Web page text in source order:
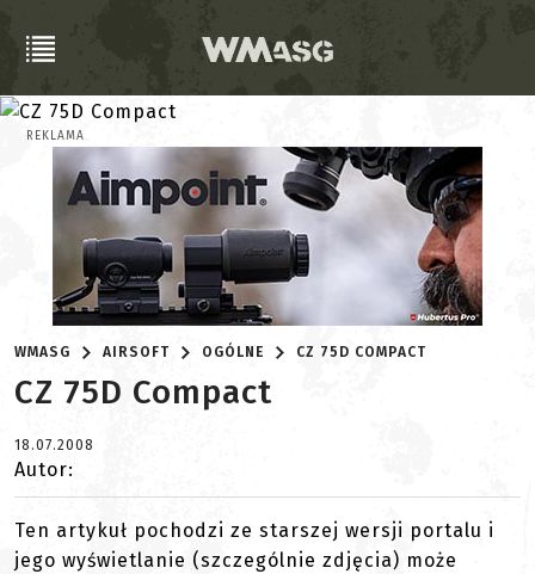
REKLAMA
WMASG AIRSOFT OGÓLNE CZ 75D COMPACT
CZ 75D Compact
18.07.2008
Autor:
Ten artykuł pochodzi ze starszej wersji portalu i
jego wyświetlanie (szczególnie zdjęcia) może